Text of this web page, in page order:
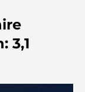
3,1